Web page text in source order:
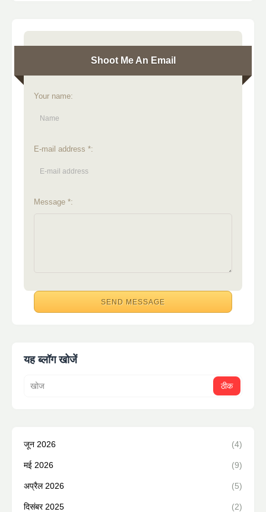
Shoot Me An Email
Your name:
E-mail address *:
Message *:
यह ब्लॉग खोजें
जून 2026 (4)
मई 2026 (9)
अप्रैल 2026 (5)
दिसंबर 2025 (2)